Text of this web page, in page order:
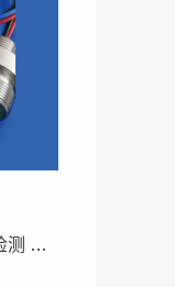
氢气传感器 氢气检测 泄露检测 检测空气中高达 100% LEL 的氢气含量